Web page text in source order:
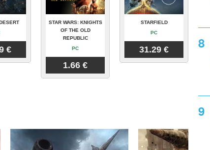
€
STAR WARS: KNIGHTS
OF THE OLD
REPUBLIC
PC
1.66 €
STARFIELD
PC
31.29 €